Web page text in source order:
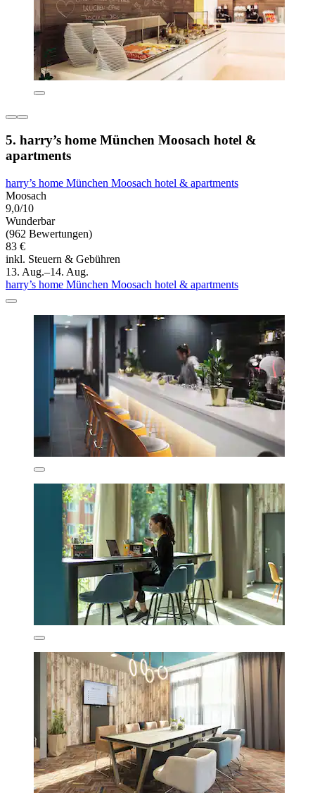
5. harry’s home München Moosach hotel &
apartments
harry’s home München Moosach hotel & apartments
Moosach
9,0/10
Wunderbar
(962 Bewertungen)
83 €
inkl. Steuern & Gebühren
13. Aug.–14. Aug.
harry’s home München Moosach hotel & apartments